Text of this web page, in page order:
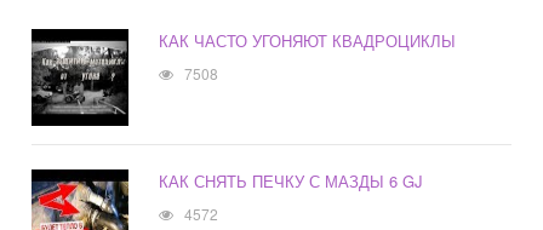
КАК ЧАСТО УГОНЯЮТ КВАДРОЦИКЛЫ
7508
КАК СНЯТЬ ПЕЧКУ С МАЗДЫ 6 GJ
4572